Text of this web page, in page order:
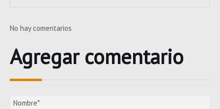
No hay comentarios
Agregar comentario